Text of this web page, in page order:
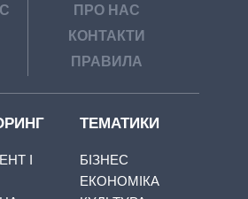
ПРО НАС
КОНТАКТИ
ПРАВИЛА
І
ТЕМАТИКИ
БІЗНЕС
ЕКОНОМІКА